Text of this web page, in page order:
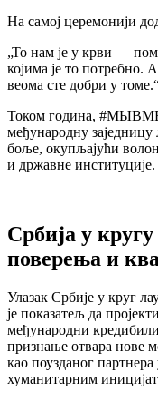
На самој церемонији
„То нам је у крви —
којима је то
веома сте добри у
Током година,
међународну
боље, окупљајући
и државне институције.
Србија у
поверења и
Улазак Србије у круг
је показатељ да
међународни
признање отвара нове
као поузданог
хуманитарним